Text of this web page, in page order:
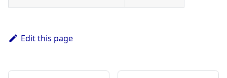
Edit this page